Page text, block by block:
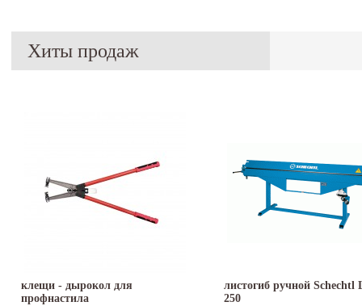
Хиты продаж
клещи - дырокол для
профнастила
листогиб ручной Schechtl
250